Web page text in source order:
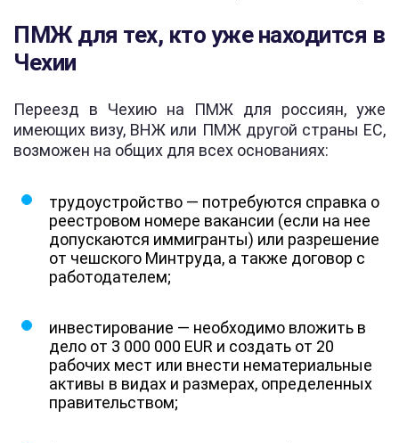
ПМЖ для тех, кто уже находится в
Чехии
Переезд в Чехию на ПМЖ для россиян, уже
имеющих визу, ВНЖ или ПМЖ другой страны ЕС,
возможен на общих для всех основаниях:
трудоустройство — потребуются справка о
реестровом номере вакансии (если на нее
допускаются иммигранты) или разрешение
от чешского Минтруда, а также договор с
работодателем;
инвестирование — необходимо вложить в
дело от 3 000 000 EUR и создать от 20
рабочих мест или внести нематериальные
активы в видах и размерах, определенных
правительством;